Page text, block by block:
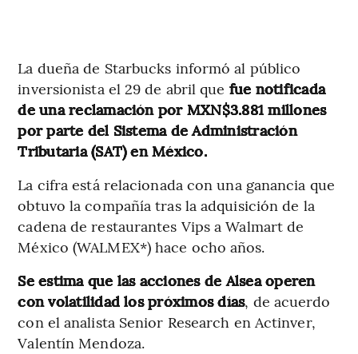
La dueña de Starbucks informó al público
inversionista el 29 de abril que fue notificada
de una reclamación por MXN$3.881 millones
por parte del Sistema de Administración
Tributaria (SAT) en México.
La cifra está relacionada con una ganancia que
obtuvo la compañía tras la adquisición de la
cadena de restaurantes Vips a Walmart de
México (WALMEX*) hace ocho años.
Se estima que las acciones de Alsea operen
con volatilidad los próximos días, de acuerdo
con el analista Senior Research en Actinver,
Valentín Mendoza.